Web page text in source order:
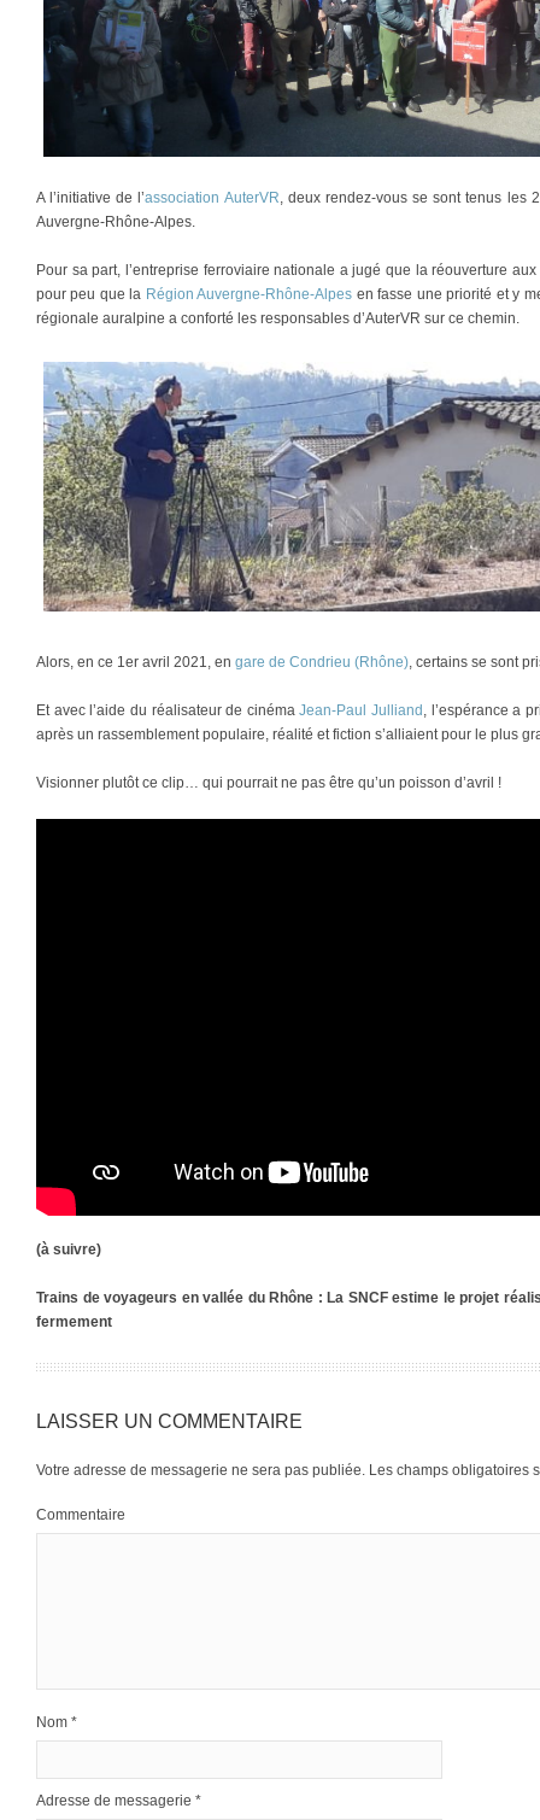
A l’initiative de l’association AuterVR, deux rendez-vous se sont tenus les
Auvergne-Rhône-Alpes.
Pour sa part, l’entreprise ferroviaire nationale a jugé que la réouverture
pour peu que la Région Auvergne-Rhône-Alpes en fasse une priorité et y
régionale auralpine a conforté les responsables d’AuterVR sur ce chemin.
Alors, en ce 1er avril 2021, en gare de Condrieu (Rhône), certains se sont
Et avec l’aide du réalisateur de cinémaJean-Paul Julliand , l’espérance a
après un rassemblement populaire, réalité et fiction s’alliaient pour le plus
Visionner plutôt ce clip… qui pourrait ne pas être qu’un poisson d’avril !
(à suivre)
Trains de voyageurs en vallée du Rhône : La SNCF estime le projet
fermement
LAISSER UN COMMENTAIRE
Votre adresse de messagerie ne sera pas publiée. Les champs obligatoires
Commentaire
Nom *
Adresse de messagerie *